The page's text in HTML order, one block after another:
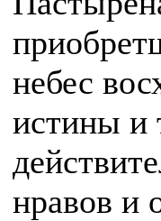
небес
истины и
нравов и